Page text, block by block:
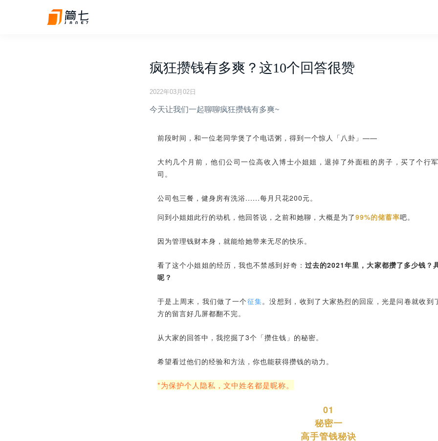
疯狂攒钱有多爽？这10个回答很赞
2022年03月02日
今天让我们一起聊聊疯狂攒钱有多爽~
前段时间，和一位老同学煲了个电话粥，得到一个惊人「八卦」——
大约几个月前，他们公司一位高收入博士小姐姐，退掉了外面租的房子，买了个行
司。
公司包三餐，健身房有洗浴......每月只花200元。
问到小姐姐此行的动机，他回答说，之前和她聊，大概是为了99%的储蓄率吧。
因为管理钱财本身，就能给她带来无尽的快乐。
看了这个小姐姐的经历，我也不禁感到好奇： 过去的2021年里，大家都攒了多少钱？
呢？
于是上周末，我们做了一个征集。没想到，收到了大家热烈的回应，光是问卷就收到
方的留言好几屏都翻不完。
从大家的回答中，我挖掘了3个「攒住钱」的秘密。
希望看过他们的经验和方法，你也能获得攒钱的动力。
*为保护个人隐私，文中姓名都是昵称。
01
秘密一
高手管钱秘诀